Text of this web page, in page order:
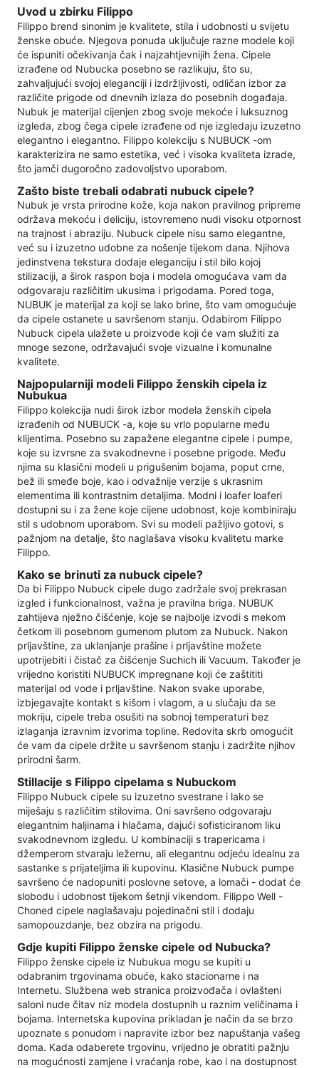
Uvod u zbirku Filippo
Filippo brend sinonim je kvalitete, stila i udobnosti u svijetu
ženske obuće. Njegova ponuda uključuje razne modele koji
će ispuniti očekivanja čak i najzahtjevnijih žena. Cipele
izrađene od Nubucka posebno se razlikuju, što su,
zahvaljujući svojoj eleganciji i izdržljivosti, odličan izbor za
različite prigode od dnevnih izlaza do posebnih događaja.
Nubuk je materijal cijenjen zbog svoje mekoće i luksuznog
izgleda, zbog čega cipele izrađene od nje izgledaju izuzetno
elegantno i elegantno. Filippo kolekciju s NUBUCK -om
karakterizira ne samo estetika, već i visoka kvaliteta izrade,
što jamči dugoročno zadovoljstvo uporabom.
Zašto biste trebali odabrati nubuck cipele?
Nubuk je vrsta prirodne kože, koja nakon pravilnog pripreme
održava mekoću i deliciju, istovremeno nudi visoku otpornost
na trajnost i abraziju. Nubuck cipele nisu samo elegantne,
već su i izuzetno udobne za nošenje tijekom dana. Njihova
jedinstvena tekstura dodaje eleganciju i stil bilo kojoj
stilizaciji, a širok raspon boja i modela omogućava vam da
odgovaraju različitim ukusima i prigodama. Pored toga,
NUBUK je materijal za koji se lako brine, što vam omogućuje
da cipele ostanete u savršenom stanju. Odabirom Filippo
Nubuck cipela ulažete u proizvode koji će vam služiti za
mnoge sezone, održavajući svoje vizualne i komunalne
kvalitete.
Najpopularniji modeli Filippo ženskih cipela iz
Nubukua
Filippo kolekcija nudi širok izbor modela ženskih cipela
izrađenih od NUBUCK -a, koje su vrlo popularne među
klijentima. Posebno su zapažene elegantne cipele i pumpe,
koje su izvrsne za svakodnevne i posebne prigode. Među
njima su klasični modeli u prigušenim bojama, poput crne,
bež ili smeđe boje, kao i odvažnije verzije s ukrasnim
elementima ili kontrastnim detaljima. Modni i loafer loaferi
dostupni su i za žene koje cijene udobnost, koje kombiniraju
stil s udobnom uporabom. Svi su modeli pažljivo gotovi, s
pažnjom na detalje, što naglašava visoku kvalitetu marke
Filippo.
Kako se brinuti za nubuck cipele?
Da bi Filippo Nubuck cipele dugo zadržale svoj prekrasan
izgled i funkcionalnost, važna je pravilna briga. NUBUK
zahtijeva nježno čišćenje, koje se najbolje izvodi s mekom
četkom ili posebnom gumenom plutom za Nubuck. Nakon
prljavštine, za uklanjanje prašine i prljavštine možete
upotrijebiti i čistač za čišćenje Suchich ili Vacuum. Također je
vrijedno koristiti NUBUCK impregnane koji će zaštititi
materijal od vode i prljavštine. Nakon svake uporabe,
izbjegavajte kontakt s kišom i vlagom, a u slučaju da se
mokriju, cipele treba osušiti na sobnoj temperaturi bez
izlaganja izravnim izvorima topline. Redovita skrb omogućit
će vam da cipele držite u savršenom stanju i zadržite njihov
prirodni šarm.
Stillacije s Filippo cipelama s Nubuckom
Filippo Nubuck cipele su izuzetno svestrane i lako se
miješaju s različitim stilovima. Oni savršeno odgovaraju
elegantnim haljinama i hlačama, dajući sofisticiranom liku
svakodnevnom izgledu. U kombinaciji s trapericama i
džemperom stvaraju ležernu, ali elegantnu odjeću idealnu za
sastanke s prijateljima ili kupovinu. Klasične Nubuck pumpe
savršeno će nadopuniti poslovne setove, a lomači - dodat će
slobodu i udobnost tijekom šetnji vikendom. Filippo Well -
Choned cipele naglašavaju pojedinačni stil i dodaju
samopouzdanje, bez obzira na prigodu.
Gdje kupiti Filippo ženske cipele od Nubucka?
Filippo ženske cipele iz Nubukua mogu se kupiti u
odabranim trgovinama obuće, kako stacionarne i na
Internetu. Službena web stranica proizvođača i ovlašteni
saloni nude čitav niz modela dostupnih u raznim veličinama i
bojama. Internetska kupovina prikladan je način da se brzo
upoznate s ponudom i napravite izbor bez napuštanja vašeg
doma. Kada odaberete trgovinu, vrijedno je obratiti pažnju
na mogućnosti zamjene i vraćanja robe, kao i na dostupnost